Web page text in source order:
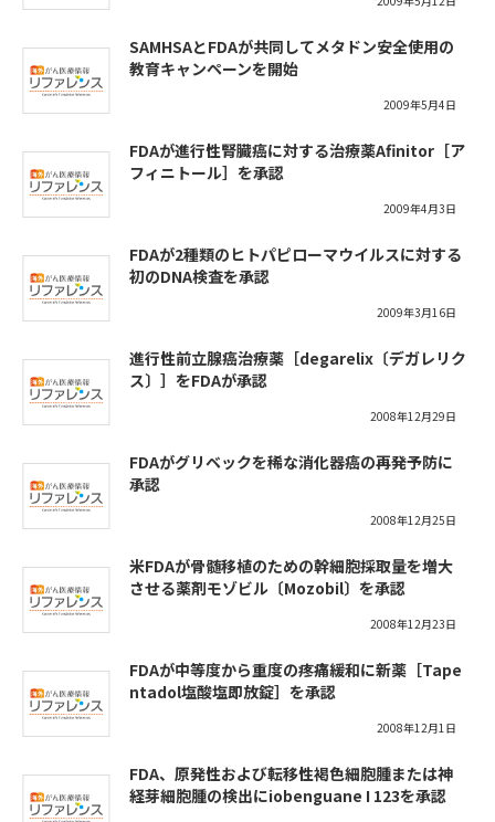
SAMHSAとFDAが共同してメタドン安全使用の
教育キャンペーンを開始
2009年5月4日
FDAが進行性腎臓癌に対する治療薬Afinitor［ア
フィニトール］を承認
2009年4月3日
FDAが2種類のヒトパピローマウイルスに対する
初のDNA検査を承認
2009年3月16日
進行性前立腺癌治療薬［degarelix〔デガレリク
ス〕］をFDAが承認
2008年12月29日
FDAがグリベックを稀な消化器癌の再発予防に
承認
2008年12月25日
米FDAが骨髄移植のための幹細胞採取量を増大
させる薬剤モゾビル〔Mozobil〕を承認
2008年12月23日
FDAが中等度から重度の疼痛緩和に新薬［Tape
ntadol塩酸塩即放錠］を承認
2008年12月1日
FDA、原発性および転移性褐色細胞腫または神
経芽細胞腫の検出にiobenguane I 123を承認